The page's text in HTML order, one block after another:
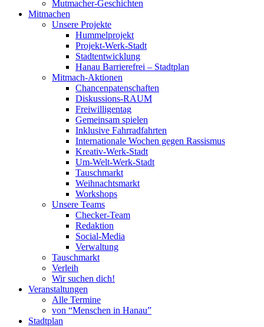
Mutmacher-Geschichten
Mitmachen
Unsere Projekte
Hummelprojekt
Projekt-Werk-Stadt
Stadtentwicklung
Hanau Barrierefrei – Stadtplan
Mitmach-Aktionen
Chancenpatenschaften
Diskussions-RAUM
Freiwilligentag
Gemeinsam spielen
Inklusive Fahrradfahrten
Internationale Wochen gegen Rassismus
Kreativ-Werk-Stadt
Um-Welt-Werk-Stadt
Tauschmarkt
Weihnachtsmarkt
Workshops
Unsere Teams
Checker-Team
Redaktion
Social-Media
Verwaltung
Tauschmarkt
Verleih
Wir suchen dich!
Veranstaltungen
Alle Termine
von “Menschen in Hanau”
Stadtplan